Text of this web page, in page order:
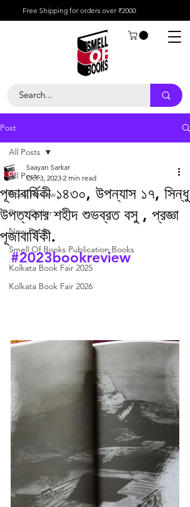
Free Shipping for orders over ₹2000
Post
All Posts
Book Review
Pre - Order
New Books
Smell Of Books Publication Books
Kolkata Book Fair 2025
Kolkata Book Fair 2026
All Posts
পূজাবার্ষিকী ১৪৩০, উপন্যাস ১৭, সিন্ধু
উপত্যকার শহীদ শুভব্রত বসু , প্রজ্ঞা
পূজাবার্ষিকী.
Saayan Sarkar
Oct 3, 2023 2 min read
#2023bookreview